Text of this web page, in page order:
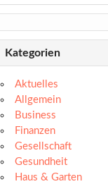
Kategorien
Aktuelles
Allgemein
Business
Finanzen
Gesellschaft
Gesundheit
Haus & Garten